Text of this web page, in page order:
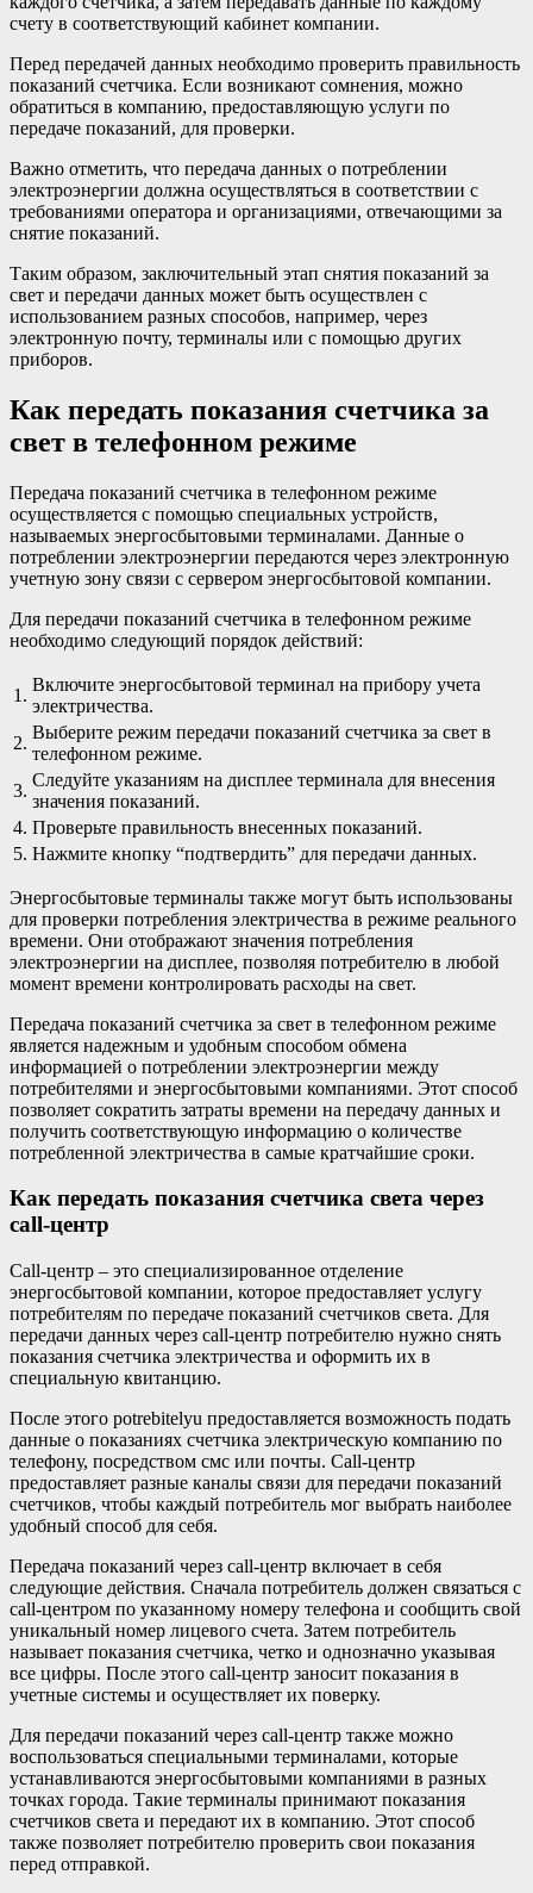
счету в соответствующий кабинет компании.
Перед передачей данных необходимо проверить правильность
показаний счетчика. Если возникают сомнения, можно
обратиться в компанию, предоставляющую услуги по
передаче показаний, для проверки.
Важно отметить, что передача данных о потреблении
электроэнергии должна осуществляться в соответствии с
требованиями оператора и организациями, отвечающими за
снятие показаний.
Таким образом, заключительный этап снятия показаний за
свет и передачи данных может быть осуществлен с
использованием разных способов, например, через
электронную почту, терминалы или с помощью других
приборов.
Как передать показания счетчика за
свет в телефонном режиме
Передача показаний счетчика в телефонном режиме
осуществляется с помощью специальных устройств,
называемых энергосбытовыми терминалами. Данные о
потреблении электроэнергии передаются через электронную
учетную зону связи с сервером энергосбытовой компании.
Для передачи показаний счетчика в телефонном режиме
необходимо следующий порядок действий:
1.
Включите энергосбытовой терминал на прибору учета
электричества.
2.
Выберите режим передачи показаний счетчика за свет в
телефонном режиме.
3.
Следуйте указаниям на дисплее терминала для внесения
значения показаний.
4. Проверьте правильность внесенных показаний.
5. Нажмите кнопку “подтвердить” для передачи данных.
Энергосбытовые терминалы также могут быть использованы
для проверки потребления электричества в режиме реального
времени. Они отображают значения потребления
электроэнергии на дисплее, позволяя потребителю в любой
момент времени контролировать расходы на свет.
Передача показаний счетчика за свет в телефонном режиме
является надежным и удобным способом обмена
информацией о потреблении электроэнергии между
потребителями и энергосбытовыми компаниями. Этот способ
позволяет сократить затраты времени на передачу данных и
получить соответствующую информацию о количестве
потребленной электричества в самые кратчайшие сроки.
Как передать показания счетчика света через
call-центр
Call-центр – это специализированное отделение
энергосбытовой компании, которое предоставляет услугу
потребителям по передаче показаний счетчиков света. Для
передачи данных через call-центр потребителю нужно снять
показания счетчика электричества и оформить их в
специальную квитанцию.
После этого potrebitelyu предоставляется возможность подать
данные о показаниях счетчика электрическую компанию по
телефону, посредством смс или почты. Call-центр
предоставляет разные каналы связи для передачи показаний
счетчиков, чтобы каждый потребитель мог выбрать наиболее
удобный способ для себя.
Передача показаний через call-центр включает в себя
следующие действия. Сначала потребитель должен связаться с
call-центром по указанному номеру телефона и сообщить свой
уникальный номер лицевого счета. Затем потребитель
называет показания счетчика, четко и однозначно указывая
все цифры. После этого call-центр заносит показания в
учетные системы и осуществляет их поверку.
Для передачи показаний через call-центр также можно
воспользоваться специальными терминалами, которые
устанавливаются энергосбытовыми компаниями в разных
точках города. Такие терминалы принимают показания
счетчиков света и передают их в компанию. Этот способ
также позволяет потребителю проверить свои показания
перед отправкой.